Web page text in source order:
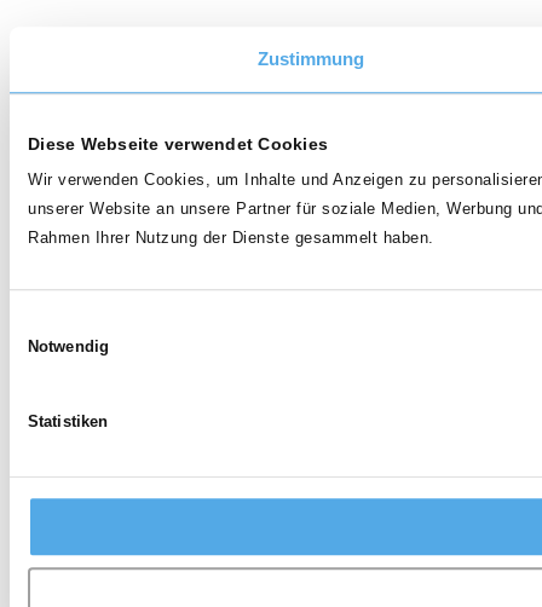
Zustimmung
Diese Webseite verwendet Cookies
Wir verwenden Cookies, um Inhalte und Anzeigen zu
unserer Website an unsere Partner für soziale Medien, Werbung
Rahmen Ihrer Nutzung der Dienste gesammelt haben.
Notwendig
Statistiken